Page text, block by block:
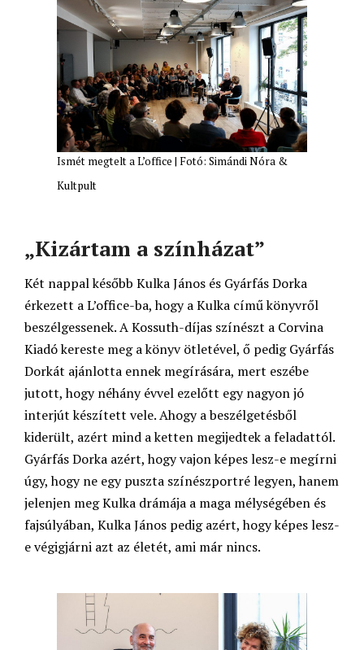
Ismét megtelt a L’office | Fotó: Simándi Nóra &
Kultpult
„Kizártam a színházat”
Két nappal később Kulka János és Gyárfás Dorka
érkezett a L’office-ba, hogy a Kulka című könyvről
beszélgessenek. A Kossuth-díjas színészt a Corvina
Kiadó kereste meg a könyv ötletével, ő pedig Gyárfás
Dorkát ajánlotta ennek megírására, mert eszébe
jutott, hogy néhány évvel ezelőtt egy nagyon jó
interjút készített vele. Ahogy a beszélgetésből
kiderült, azért mind a ketten megijedtek a feladattól.
Gyárfás Dorka azért, hogy vajon képes lesz-e megírni
úgy, hogy ne egy puszta színészportré legyen, hanem
jelenjen meg Kulka drámája a maga mélységében és
fajsúlyában, Kulka János pedig azért, hogy képes lesz-
e végigjárni azt az életét, ami már nincs.